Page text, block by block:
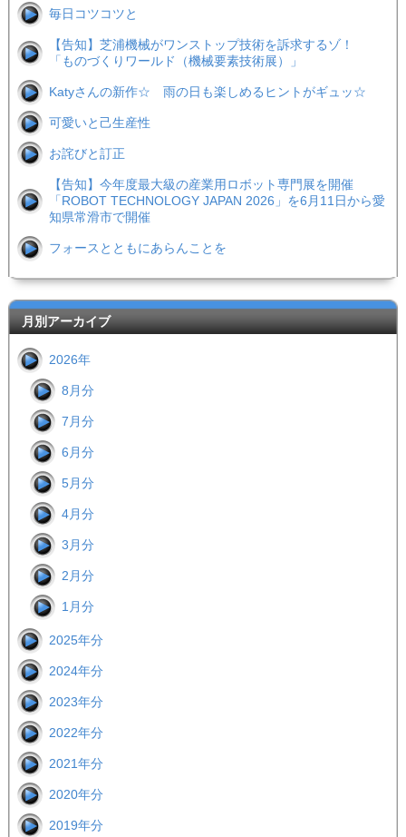
毎日コツコツと
【告知】芝浦機械がワンストップ技術を訴求するゾ！
「ものづくりワールド（機械要素技術展）」
Katyさんの新作☆ 雨の日も楽しめるヒントがギュッ☆
可愛いと己生産性
お詫びと訂正
【告知】今年度最大級の産業用ロボット専門展を開催
「ROBOT TECHNOLOGY JAPAN 2026」を6月11日から愛
知県常滑市で開催
フォースとともにあらんことを
月別アーカイブ
2026年
8月分
7月分
6月分
5月分
4月分
3月分
2月分
1月分
2025年分
2024年分
2023年分
2022年分
2021年分
2020年分
2019年分